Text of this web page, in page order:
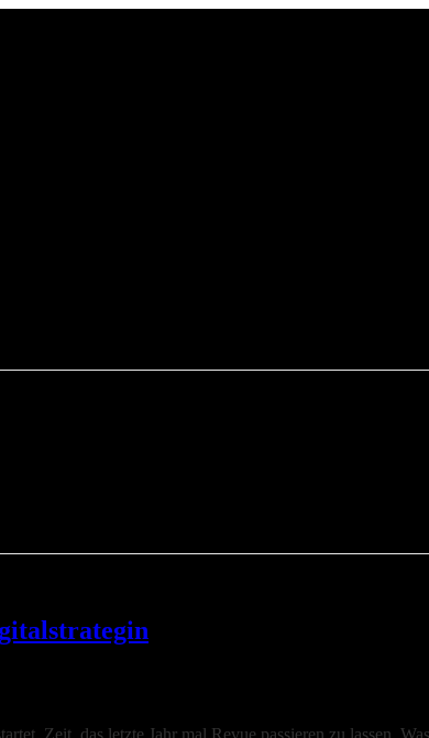
Zeit, das letzte Jahr mal Revue passieren zu lassen.